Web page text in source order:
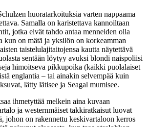
huoratarkoituksia varten nappaama
Samalla on karistettava kannoiltaan
jotka eivät tahdo antaa menneiden olla
kun on mätä ja yksilön on korkeamman
taistelulajitaitojensa kautta näytettävä
sentään löytyy avuksi blondi naispoliisi
himoitseva pikkupoika (kaikki puolalaiset
englantia – tai ainakin selvempää kuin
lätty lätisee ja Seagal mumisee.
ihmetyttää melkein aina kuvaan
ja westernmäiset takkiratkaisut luovat
johon on rakennettu keskivartaloon kerros